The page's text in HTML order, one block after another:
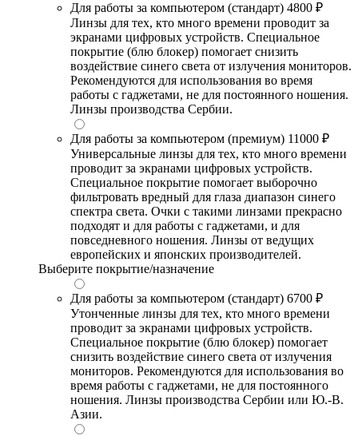
Для работы за компьютером (стандарт) 4800 ₽
Линзы для тех, кто много времени проводит за
экранами цифровых устройств. Специальное
покрытие (блю блокер) помогает снизить
воздействие синего света от излучения мониторов.
Рекомендуются для использования во время
работы с гаджетами, не для постоянного ношения.
Линзы производства Сербии.
Для работы за компьютером (премиум) 11000 ₽
Универсальные линзы для тех, кто много времени
проводит за экранами цифровых устройств.
Специальное покрытие помогает выборочно
фильтровать вредный для глаза диапазон синего
спектра света. Очки с такими линзами прекрасно
подходят и для работы с гаджетами, и для
повседневного ношения. Линзы от ведущих
европейских и японских производителей.
Выберите покрытие/назначение
Для работы за компьютером (стандарт) 6700 ₽
Утонченные линзы для тех, кто много времени
проводит за экранами цифровых устройств.
Специальное покрытие (блю блокер) помогает
снизить воздействие синего света от излучения
мониторов. Рекомендуются для использования во
время работы с гаджетами, не для постоянного
ношения. Линзы производства Сербии или Ю.-В.
Азии.